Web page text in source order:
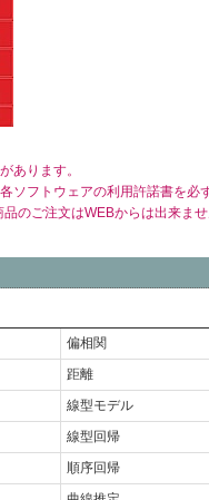
あります。
ソフトウェアの利用許諾書を必
のご注文はWEBからは出来ま
偏相関
距離
線型モデル
線型回帰
順序回帰